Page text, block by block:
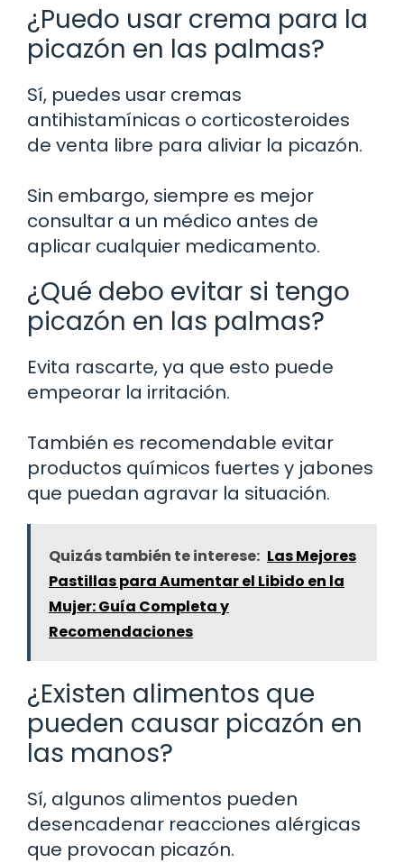
¿Puedo usar crema para la
picazón en las palmas?
Sí, puedes usar cremas
antihistamínicas o corticosteroides
de venta libre para aliviar la picazón.
Sin embargo, siempre es mejor
consultar a un médico antes de
aplicar cualquier medicamento.
¿Qué debo evitar si tengo
picazón en las palmas?
Evita rascarte, ya que esto puede
empeorar la irritación.
También es recomendable evitar
productos químicos fuertes y jabones
que puedan agravar la situación.
Quizás también te interese: Las Mejores
Pastillas para Aumentar el Libido en la
Mujer: Guía Completa y
Recomendaciones
¿Existen alimentos que
pueden causar picazón en
las manos?
Sí, algunos alimentos pueden
desencadenar reacciones alérgicas
que provocan picazón.